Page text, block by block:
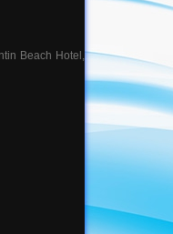
Beach Hotel,